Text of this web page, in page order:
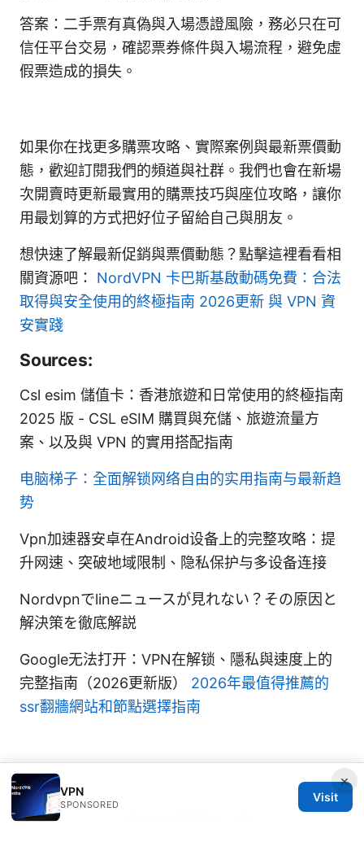
答案：二手票有真偽與入場憑證風險，務必只在可
信任平台交易，確認票券條件與入場流程，避免虛
假票造成的損失。
如果你在找更多購票攻略、實際案例與最新票價動
態，歡迎訂閱我們的頻道與社群。我們也會在新場
次開賣時更新最實用的購票技巧與座位攻略，讓你
用最划算的方式把好位子留給自己與朋友。
想快速了解最新促銷與票價動態？點擊這裡看看相
關資源吧： NordVPN 卡巴斯基啟動碼免費：合法
取得與安全使用的終極指南 2026更新 與 VPN 資
安實踐
Sources:
Csl esim 儲值卡：香港旅遊和日常使用的終極指南
2025 版 - CSL eSIM 購買與充儲、旅遊流量方
案、以及與 VPN 的實用搭配指南
电脑梯子：全面解锁网络自由的实用指南与最新趋
势
Vpn加速器安卓在Android设备上的完整攻略：提
升网速、突破地域限制、隐私保护与多设备连接
Nordvpnでlineニュースが見れない？その原因と
解決策を徹底解説
Google无法打开：VPN在解锁、隱私與速度上的
完整指南（2026更新版） 2026年最值得推薦的
ssr翻牆網站和節點選擇指南
×
VPN
SPONSORED
Visit